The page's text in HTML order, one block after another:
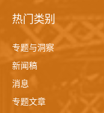
热门类别
专题与洞察
新闻稿
消息
专题文章